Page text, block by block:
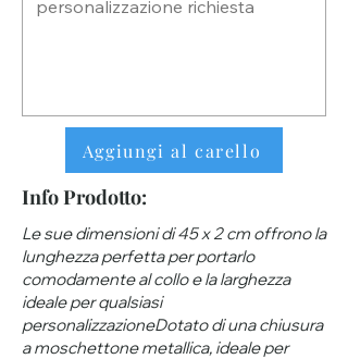
Aggiungi al carello
Info Prodotto:
Le sue dimensioni di 45 x 2 cm offrono la
lunghezza perfetta per portarlo
comodamente al collo e la larghezza
ideale per qualsiasi
personalizzazioneDotato di una chiusura
a moschettone metallica, ideale per